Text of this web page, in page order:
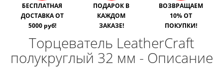
БЕСПЛАТНАЯ
ДОСТАВКА ОТ
5000 руб!
ПОДАРОК В
КАЖДОМ
ЗАКАЗЕ!
ВОЗВРАЩАЕМ
10% ОТ
ПОКУПКИ!
Торцеватель LeatherCraft
полукруглый 32 мм - Описание